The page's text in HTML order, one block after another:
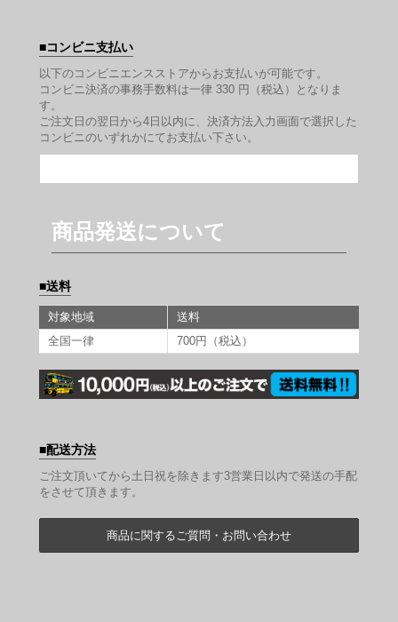
コンビニ支払い
以下のコンビニエンスストアからお支払いが可能です。
コンビニ決済の事務手数料は一律 330 円（税込）となりま
す。
ご注文日の翌日から4日以内に、決済方法入力画面で選択した
コンビニのいずれかにてお支払い下さい。
商品発送について
送料
対象地域
送料
全国一律
700円（税込）
配送方法
ご注文頂いてから土日祝を除きます3営業日以内で発送の手配
をさせて頂きます。
商品に関するご質問・お問い合わせ